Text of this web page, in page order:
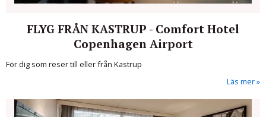
FLYG FRÅN KASTRUP - Comfort Hotel
Copenhagen Airport
För dig som reser till eller från Kastrup
Läs mer